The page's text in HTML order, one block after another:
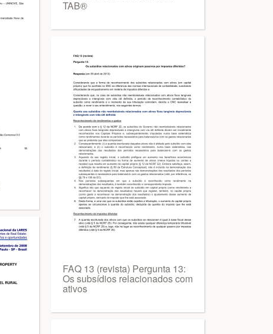
TAB®
FAQ 13 (revista) Pergunta 13:
Os subsídios relacionados com
ativos